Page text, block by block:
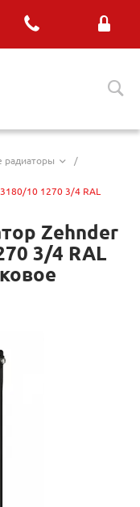
радиаторы
/
10 1270 3/4 RAL
Zehnder
3/4 RAL